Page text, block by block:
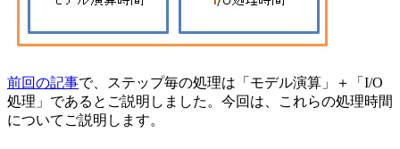
前回の記事で、ステップ毎の処理は「モデル演算」＋「I/O
処理」であるとご説明しました。今回は、これらの処理時間
についてご説明します。